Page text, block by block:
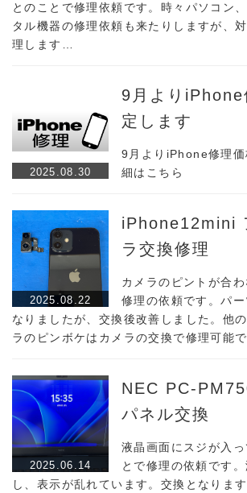
とのことで修理依頼です。時々パソコン
タル機器の修理依頼も来たりしますが、
理します…
2025.08.30
9月よりiPhone
定します
9月よりiPhone修理
細はこちら
2025.08.22
iPhone12mini
ラ交換修理
カメラのピントが合
修理の依頼です。パ
なりましたが、交換後改善しました。他
ラのピンボケはカメラの交換で修理可能で
2025.06.14
NEC PC-
パネル交換
液晶画面にスジが入
とで修理の依頼です
し、表示が乱れています。交換となりま